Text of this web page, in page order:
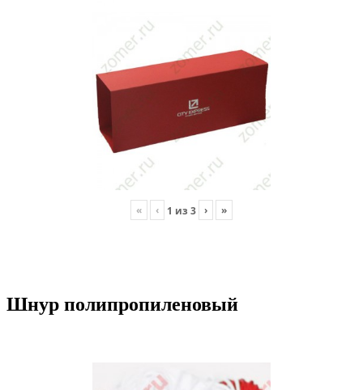
« ‹ 1 из 3 › »
Шнур полипропиленовый